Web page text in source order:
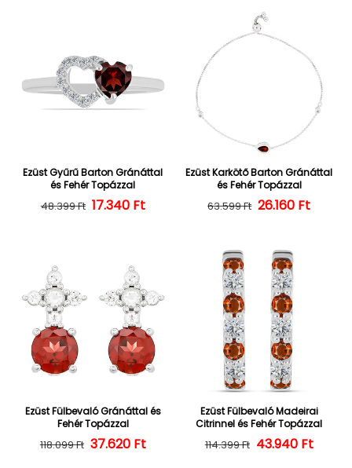
Ezüst Gyűrű Barton Gránáttal
és Fehér Topázzal
Normál ár
48.399 Ft Kedvezményes ár
17.340 Ft
Ezüst Karkötő Barton Gránáttal
és Fehér Topázzal
Normál ár
63.599 Ft 26.160 Ft
Ezüst Fülbevaló Gránáttal és
Fehér Topázzal
Normál ár
118.099 Ft Kedvezményes ár
37.620 Ft
Ezüst Fülbevaló Madeirai
Citrinnel és Fehér Topázzal
Normál ár
114.399 Ft 43.940 Ft